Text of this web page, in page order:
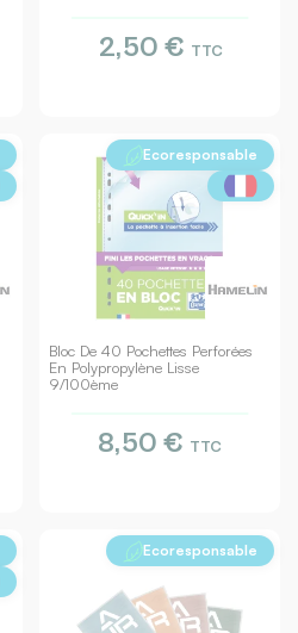
2,50 € TTC
Bloc De 40 Pochettes Perforées
En Polypropylène Lisse
9/100ème
Ecoresponsable
8,50 € TTC
Ecoresponsable